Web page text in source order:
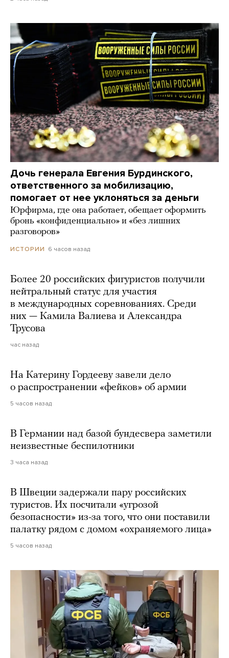
Дочь генерала Евгения Бурдинского,
ответственного за мобилизацию,
помогает от нее уклоняться за деньги
Юрфирма, где она работает, обещает оформить
бронь «конфиденциально» и «без лишних
разговоров»
ИСТОРИИ 6 часов назад
Более 20 российских фигуристов получили
нейтральный статус для участия
в международных соревнованиях. Среди
них — Камила Валиева и Александра
Трусова
час назад
На Катерину Гордееву завели дело
о распространении «фейков» об армии
5 часов назад
В Германии над базой бундесвера заметили
неизвестные беспилотники
3 часа назад
В Швеции задержали пару российских
туристов. Их посчитали «угрозой
безопасности» из-за того, что они поставили
палатку рядом с домом «охраняемого лица»
5 часов назад